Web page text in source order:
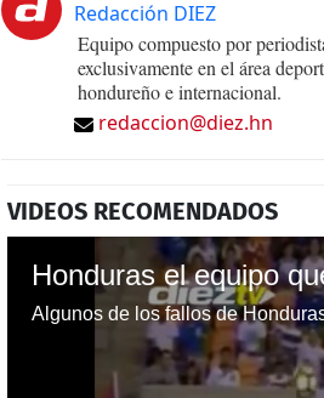
Redacción DIEZ
Equipo compuesto por
exclusivamente en el área
hondureño e internacional.
redaccion@diez.hn
VIDEOS RECOMENDADOS